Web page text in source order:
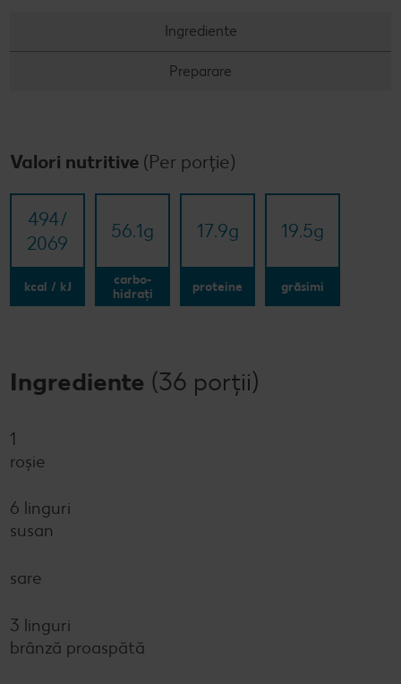
Ingrediente
Preparare
Valori nutritive (Per porție)
494/​
2069
kcal / kJ
56.1g
carbo-
hidrați
17.9g
proteine
19.5g
grăsimi
Ingrediente (36 porții)
1
roșie
6 linguri
susan
sare
3 linguri
brânză proaspătă